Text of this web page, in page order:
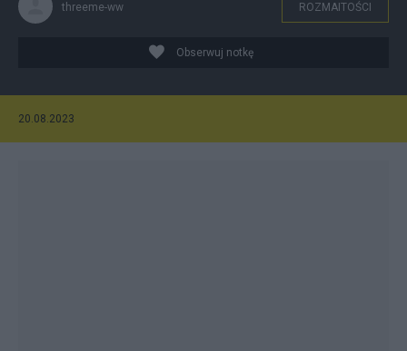
threeme-ww ROZMAITOŚCI
Obserwuj notkę
20.08.2023